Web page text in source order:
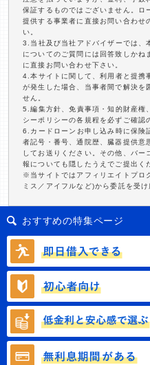
保証するものではございません。ロ
提供する事業者に直接お問い合わせ
い。
3.当社及び当社アドバイザーでは、
についてのご質問には回答致しか
に直接お問い合わせ下さい。
4.本サイトに関して、利用者と提携
が発生した場合、当事者間で解決を
せん。
5.編集方針、免責事項・知的財産権
シーポリシーの各規程を必ずご確認
6.カードローンお申し込み時に保険
者記号・番号、通院歴、臓器提供意
してお送りください。その他、バ
報についても隠したうえでご提出く
※当サイトではアフィリエイトプロ
ミス／アイフルなど)から委託を受
おすすめの特集ページ